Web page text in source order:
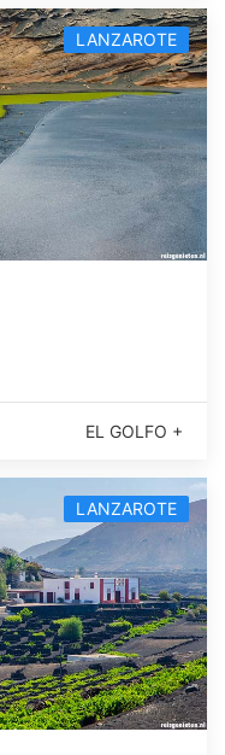
LANZAROTE
EL GOLFO +
LANZAROTE